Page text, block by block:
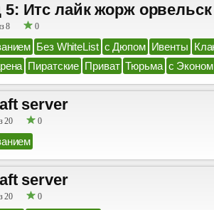
5: Итс лайк жорж орвельск
8 0
Без WhiteList с Дюпом Ивенты
Пиратские Приват Тюрьма с
server
20 0
server
20 0